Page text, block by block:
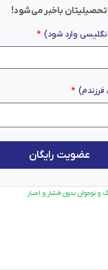
تحصیلیتان باخبر می‌شود!
وارد شود)
عضویت رایگان